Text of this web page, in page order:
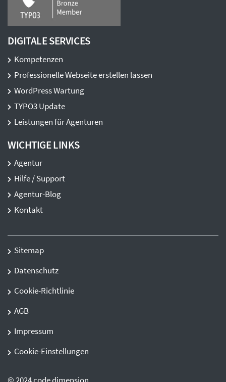
DIGITALE SERVICES
Kompetenzen
Professionelle Webseite erstellen lassen
WordPress Wartung
TYPO3 Update
Leistungen für Agenturen
WICHTIGE LINKS
Agentur
Hilfe / Support
Agentur-Blog
Kontakt
Sitemap
Datenschutz
Cookie-Richtlinie
AGB
Impressum
Cookie-Einstellungen